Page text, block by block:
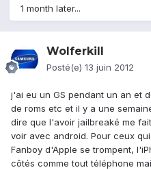
1 month later...
Wolferkill
Posté(e) 13 juin 2012
j'ai eu un GS pendant un an et
de roms etc et il y a une
dire que l'avoir jailbreaké me
voir avec android. Pour ceux
Fanboy d'Apple se trompent,
côtés comme tout téléphone